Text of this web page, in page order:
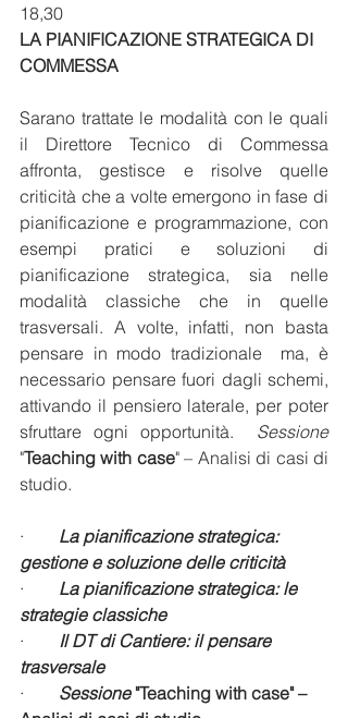
18,30
LA PIANIFICAZIONE STRATEGICA DI
COMMESSA
Sarano trattate le modalità con le quali
il Direttore Tecnico di Commessa
affronta, gestisce e risolve quelle
criticità che a volte emergono in fase di
pianificazione e programmazione, con
esempi pratici e soluzioni di
pianificazione strategica, sia nelle
modalità classiche che in quelle
trasversali. A volte, infatti, non basta
pensare in modo tradizionale  ma, è
necessario pensare fuori dagli schemi,
attivando il pensiero laterale, per poter
sfruttare ogni opportunità.
Sessione
"Teaching with case" – Analisi di casi di
studio.
· La pianificazione strategica:
gestione e soluzione delle criticità
· La pianificazione strategica: le
strategie classiche
· Il DT di Cantiere: il pensare
trasversale
· Sessione "Teaching with case" –